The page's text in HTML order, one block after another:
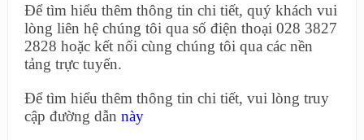
Để tìm hiểu thêm thông tin chi tiết, quý khách vui
lòng liên hệ chúng tôi qua số điện thoại 028 3827
2828 hoặc kết nối cùng chúng tôi qua các nền
tảng trực tuyến.
Để tìm hiểu thêm thông tin chi tiết, vui lòng truy
cập đường dẫn này